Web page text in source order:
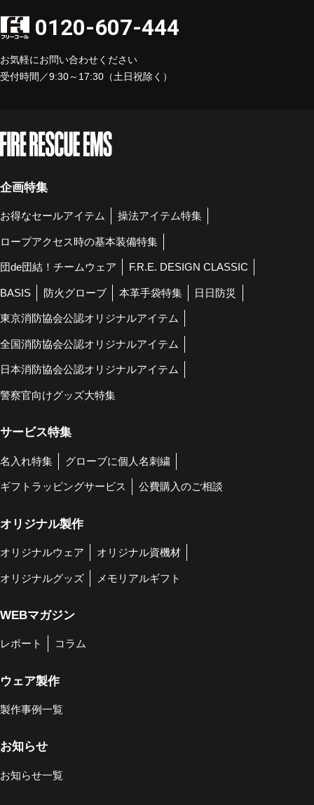
0120-607-444
お気軽にお問い合わせください
受付時間／9:30～17:30（土日祝除く）
企画特集
お得なセールアイテム 操法アイテム特集
ロープアクセス時の基本装備特集
団de団結！チームウェア F.R.E. DESIGN CLASSIC
BASIS 防火グローブ 本革手袋特集 日日防災
東京消防協会公認オリジナルアイテム
全国消防協会公認オリジナルアイテム
日本消防協会公認オリジナルアイテム
警察官向けグッズ大特集
サービス特集
名入れ特集 グローブに個人名刺繍
ギフトラッピングサービス 公費購入のご相談
オリジナル製作
オリジナルウェア オリジナル資機材
オリジナルグッズ メモリアルギフト
WEBマガジン
レポート コラム
ウェア製作
製作事例一覧
お知らせ
お知らせ一覧